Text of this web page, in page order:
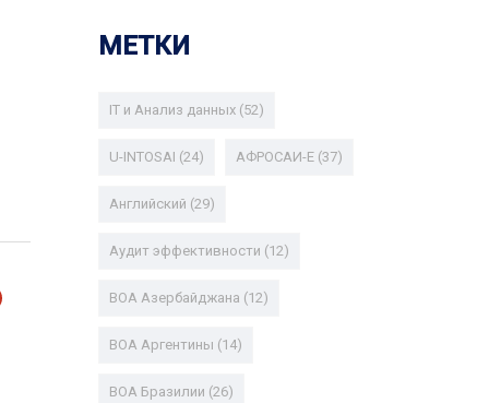
МЕТКИ
IT и Анализ данных(52)
U-INTOSAI (24) АФРОСАИ-E(37)
Английский (29)
Аудит эффективности (12)
ВОА Азербайджана (12)
ВОА Аргентины (14)
ВОА Бразилии (26)